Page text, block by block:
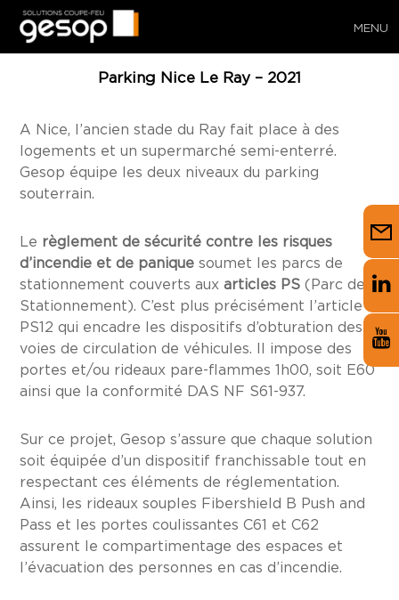
MENU
Parking Nice Le Ray – 2021
A Nice, l’ancien stade du Ray fait place à des
logements et un supermarché semi-enterré.
Gesop équipe les deux niveaux du parking
souterrain.
Le règlement de sécurité contre les risques
d’incendie et de paniquesoumet les parcs de
stationnement couverts auxarticles PS (Parc de
Stationnement). C’est plus précisément l’article
PS12 qui encadre les dispositifs d’obturation des
voies de circulation de véhicules. Il impose des
portes et/ou rideaux pare-flammes 1h00, soit E60
ainsi que la conformité DAS NF S61-937.
Sur ce projet, Gesop s’assure que chaque solution
soit équipée d’un dispositif franchissable tout en
respectant ces éléments de réglementation.
Ainsi, les rideaux souples Fibershield B Push and
Pass et les portes coulissantes C61 et C62
assurent le compartimentage des espaces et
l’évacuation des personnes en cas d’incendie.